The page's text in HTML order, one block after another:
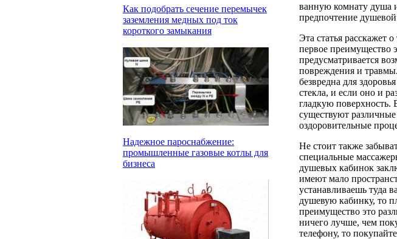
Как подобрать сечение перемычек
заземления медных под ток
короткого замыкания
Надежное пароснабжение:
промышленные газовые котлы для
бизнеса
ванную комнату душа
предпочтение
Эта статья расскажет
первое преимущество
предусматривается
повреждения и
безвредна для
стекла, и если оно и
гладкую поверхность.
существуют
оздоровительные
Не стоит также
специальные
душевых кабинок
имеют мало
устанавливаешь туда
душевую кабинку, то
преимущество это
ничего лучше, чем
телефону, то